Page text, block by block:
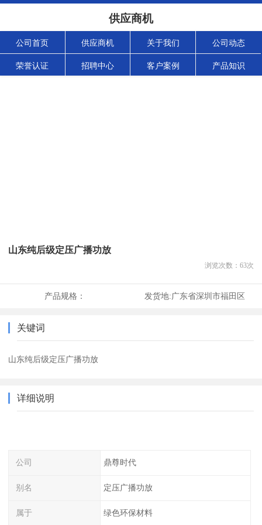
供应商机
公司首页 供应商机 关于我们 公司动态
荣誉认证 招聘中心 客户案例 产品知识
山东纯后级定压广播功放
浏览次数： 63次
产品规格： 发货地:广东省深圳市福田区
关键词
山东纯后级定压广播功放
详细说明
公司 鼎尊时代
别名 定压广播功放
属于 绿色环保材料